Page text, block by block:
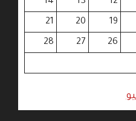
19
20
21
26
27
28